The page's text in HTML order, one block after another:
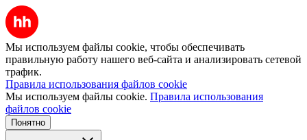
Мы используем файлы cookie, чтобы обеспечивать
правильную работу нашего веб-сайта и анализировать сетевой
трафик.
Правила использования файлов cookie
Мы используем файлы cookie. Правила использования
файлов cookie
Понятно